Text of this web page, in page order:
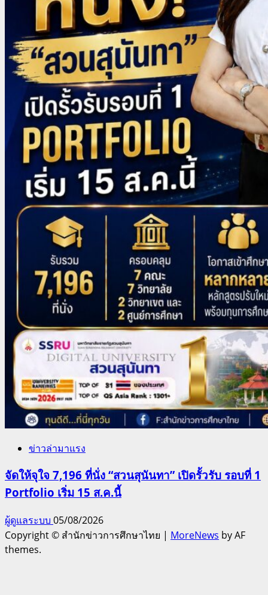
ข่าวล่ามาแรง
จัดให้จุใจ 7,196 ที่นั่ง “สวนสุนันทา” เปิดรั้วรับ รอบที่ 1
Portfolio เริ่ม 15 ส.ค.นี้
ผู้ดูแลระบบ 05/08/2026
Copyright © สำนักข่าวการศึกษาไทย | MoreNews by AF
themes.